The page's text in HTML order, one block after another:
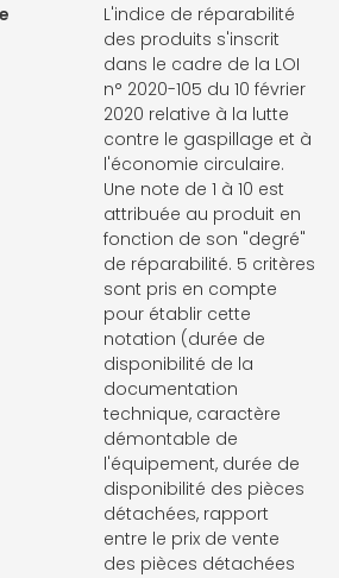
L'indice de réparabilité
des produits s'inscrit
dans le cadre de la LOI
n° 2020-105 du 10 février
2020 relative à la lutte
contre le gaspillage et à
l'économie circulaire.
Une note de 1 à 10 est
attribuée au produit en
fonction de son "degré"
de réparabilité. 5 critères
sont pris en compte
pour établir cette
notation (durée de
disponibilité de la
documentation
technique, caractère
démontable de
l'équipement, durée de
disponibilité des pièces
détachées, rapport
entre le prix de vente
des pièces détachées